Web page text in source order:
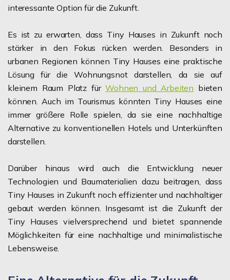
interessante Option für die Zukunft.
Es ist zu erwarten, dass Tiny Hauses in Zukunft noch
stärker in den Fokus rücken werden. Besonders in
urbanen Regionen können Tiny Hauses eine praktische
Lösung für die Wohnungsnot darstellen, da sie auf
kleinem Raum Platz fürWohnen und Arbeiten bieten
können. Auch im Tourismus könnten Tiny Hauses eine
immer größere Rolle spielen, da sie eine nachhaltige
Alternative zu konventionellen Hotels und Unterkünften
darstellen.
Darüber hinaus wird auch die Entwicklung neuer
Technologien und Baumaterialien dazu beitragen, dass
Tiny Hauses in Zukunft noch effizienter und nachhaltiger
gebaut werden können. Insgesamt ist die Zukunft der
Tiny Hauses vielversprechend und bietet spannende
Möglichkeiten für eine nachhaltige und minimalistische
Lebensweise.